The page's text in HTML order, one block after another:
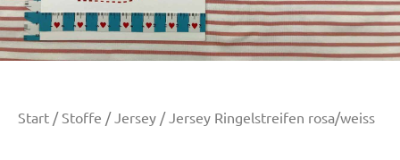
Start / Stoffe / Jersey / Jersey Ringelstreifen rosa/weiss